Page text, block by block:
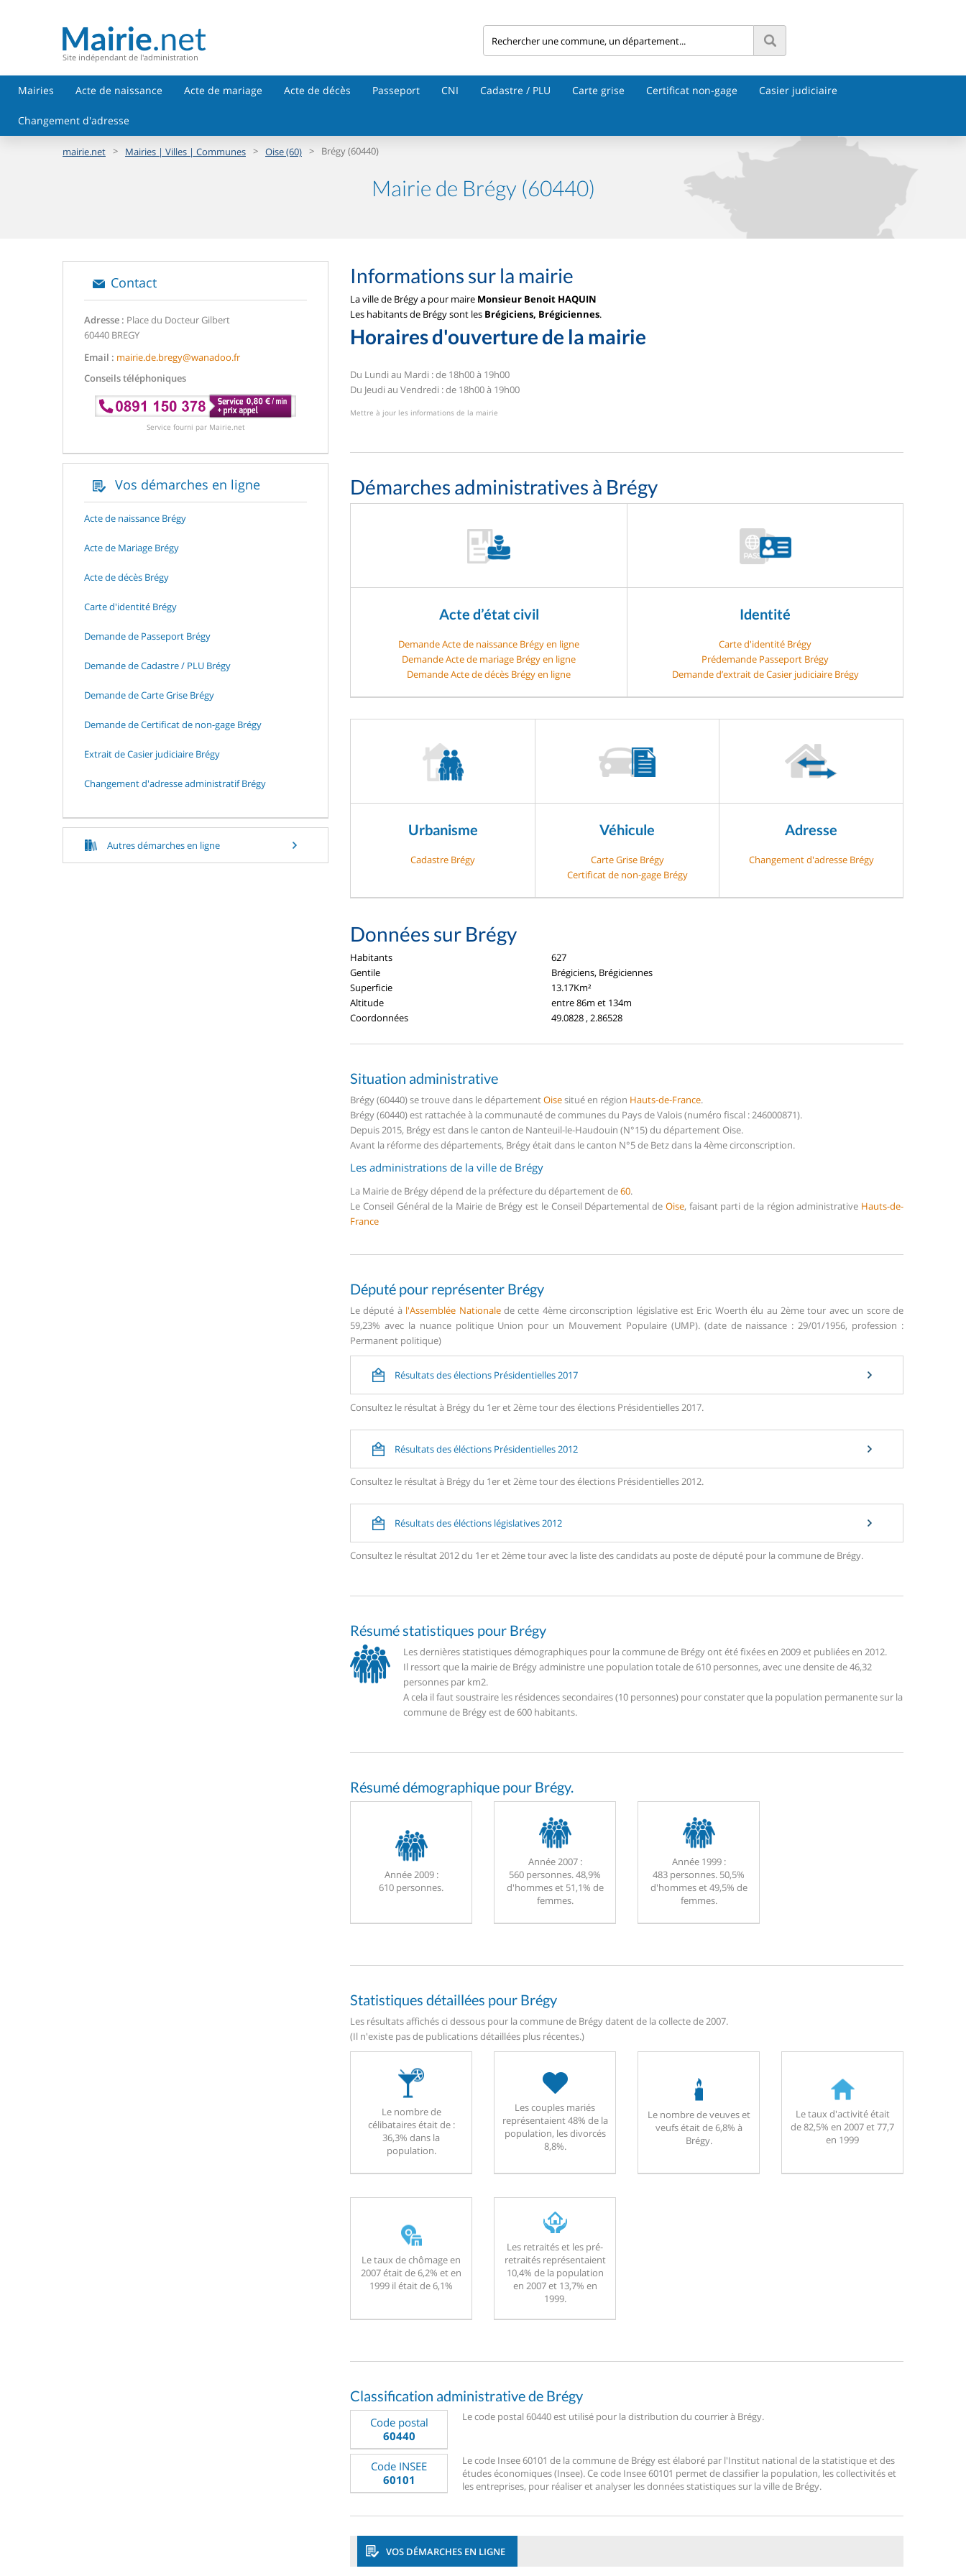
Site indépendant de l'administration
Mairies Acte de naissance Acte de mariage Acte de décès Passeport CNI Cadastre / PLU Carte grise Certificat non-gage Casier judiciaire
Changement d'adresse
mairie.net > Mairies | Villes | Communes > Oise (60) > Brégy (60440)
Mairie de Brégy (60440)
Contact
Adresse : Place du Docteur Gilbert
60440 BREGY
Email : mairie.de.bregy@wanadoo.fr
Conseils téléphoniques
Service fourni par Mairie.net
Vos démarches en ligne
Acte de naissance Brégy
Acte de Mariage Brégy
Acte de décès Brégy
Carte d'identité Brégy
Demande de Passeport Brégy
Demande de Cadastre / PLU Brégy
Demande de Carte Grise Brégy
Demande de Certificat de non-gage Brégy
Extrait de Casier judiciaire Brégy
Changement d'adresse administratif Brégy
Autres démarches en ligne
Informations sur la mairie
La ville de Brégy a pour maire Monsieur Benoit HAQUIN
Les habitants de Brégy sont les Brégiciens, Brégiciennes.
Horaires d'ouverture de la mairie
Du Lundi au Mardi : de 18h00 à 19h00
Du Jeudi au Vendredi : de 18h00 à 19h00
Mettre à jour les informations de la mairie
Démarches administratives à Brégy
Acte d’état civil
Demande Acte de naissance Brégy en ligne
Demande Acte de mariage Brégy en ligne
Demande Acte de décès Brégy en ligne
Identité
Carte d'identité Brégy
Prédemande Passeport Brégy
Demande d’extrait de Casier judiciaire Brégy
Urbanisme
Cadastre Brégy
Véhicule
Carte Grise Brégy
Certificat de non-gage Brégy
Adresse
Changement d'adresse Brégy
Données sur Brégy
Habitants
627
Gentile
Brégiciens, Brégiciennes
Superficie
13.17Km²
Altitude
entre 86m et 134m
Coordonnées
49.0828 , 2.86528
Situation administrative
Brégy (60440) se trouve dans le départementOisesitué en région Hauts-de-France.
Brégy (60440) est rattachée à la communauté de communes du Pays de Valois (numéro fiscal : 246000871).
Depuis 2015, Brégy est dans le canton de Nanteuil-le-Haudouin (N°15) du département Oise.
Avant la réforme des départements, Brégy était dans le canton N°5 de Betz dans la 4ème circonscription.
Les administrations de la ville de Brégy
La Mairie de Brégy dépend de la préfecture du département de60.
Le Conseil Général de la Mairie de Brégy est le Conseil Départemental de Oise, faisant parti de la région administrative Hauts-de-
France
Député pour représenter Brégy
Le député à l'Assemblée Nationalede cette 4ème circonscription législative est Eric Woerth élu au 2ème tour avec un score de
59,23% avec la nuance politique Union pour un Mouvement Populaire (UMP). (date de naissance : 29/01/1956, profession :
Permanent politique)
Résultats des élections Présidentielles 2017
Consultez le résultat à Brégy du 1er et 2ème tour des élections Présidentielles 2017.
Résultats des éléctions Présidentielles 2012
Consultez le résultat à Brégy du 1er et 2ème tour des élections Présidentielles 2012.
Résultats des éléctions législatives 2012
Consultez le résultat 2012 du 1er et 2ème tour avec la liste des candidats au poste de député pour la commune de Brégy.
Résumé statistiques pour Brégy
Les dernières statistiques démographiques pour la commune de Brégy ont été fixées en 2009 et publiées en 2012.
Il ressort que la mairie de Brégy administre une population totale de 610 personnes, avec une densite de 46,32
personnes par km2.
A cela il faut soustraire les résidences secondaires (10 personnes) pour constater que la population permanente sur la
commune de Brégy est de 600 habitants.
Résumé démographique pour Brégy.
Année 2009 :
610 personnes.
Année 2007 :
560 personnes. 48,9%
d'hommes et 51,1% de
femmes.
Année 1999 :
483 personnes. 50,5%
d'hommes et 49,5% de
femmes.
Statistiques détaillées pour Brégy
Les résultats affichés ci dessous pour la commune de Brégy datent de la collecte de 2007.
(Il n'existe pas de publications détaillées plus récentes.)
Le nombre de
célibataires était de :
36,3% dans la
population.
Les couples mariés
représentaient 48% de la
population, les divorcés
8,8%.
Le nombre de veuves et
veufs était de 6,8% à
Brégy.
Le taux d'activité était
de 82,5% en 2007 et 77,7
en 1999
Le taux de chômage en
2007 était de 6,2% et en
1999 il était de 6,1%
Les retraités et les pré-
retraités représentaient
10,4% de la population
en 2007 et 13,7% en
1999.
Classification administrative de Brégy
Code postal
60440
Le code postal 60440 est utilisé pour la distribution du courrier à Brégy.
Code INSEE
60101
Le code Insee 60101 de la commune de Brégy est élaboré par l'Institut national de la statistique et des
études économiques (Insee). Ce code Insee 60101 permet de classifier la population, les collectivités et
les entreprises, pour réaliser et analyser les données statistiques sur la ville de Brégy.
VOS DÉMARCHES EN LIGNE